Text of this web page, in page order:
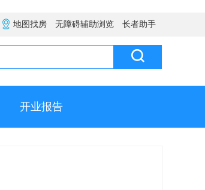
地图找房 无障碍辅助浏览 长者助手
开业报告